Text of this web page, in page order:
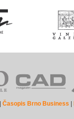
Časopis Brno Business